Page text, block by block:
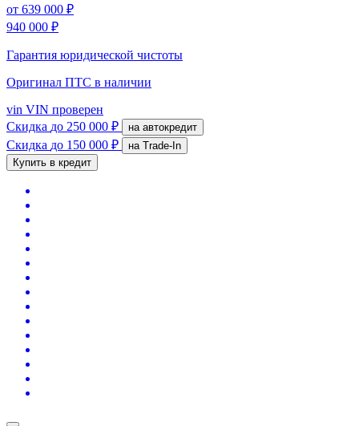
от 639 000 ₽
940 000 ₽
Гарантия юридической чистоты
Оригинал ПТС в наличии
vin VIN проверен
Скидка до 250 000 ₽ на автокредит
Скидка до 150 000 ₽
на Trade-In
Купить в кредит